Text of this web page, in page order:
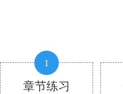
1
章节练习